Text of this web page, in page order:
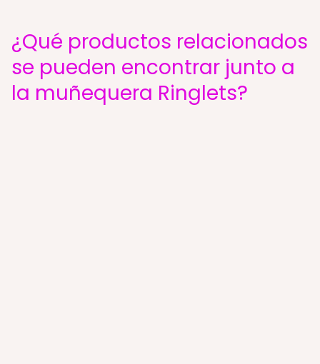
¿Qué productos relacionados
se pueden encontrar junto a
la muñequera Ringlets?